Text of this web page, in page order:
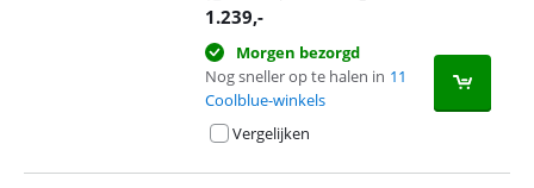
1.239,-
Morgen bezorgd
Nog sneller op te halen in 11
Coolblue-winkels
Vergelijken